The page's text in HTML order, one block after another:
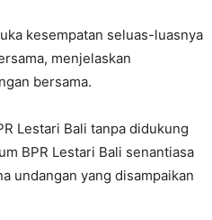
kesempatan seluas-luasnya
menjelaskan
bersama.
Lestari Bali tanpa didukung
BPR Lestari Bali senantiasa
undangan yang disampaikan